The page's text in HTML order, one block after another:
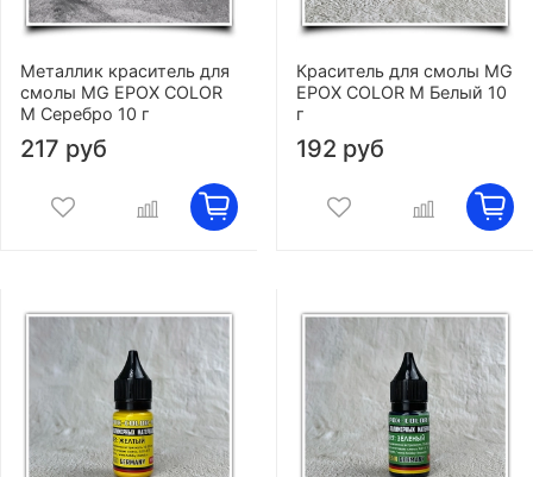
Металлик краситель для
смолы MG EPOX COLOR
M Серебро 10 г
217 руб
Краситель для смолы MG
EPOX COLOR M Белый 10
г
192 руб